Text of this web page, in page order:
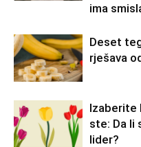
ima
Deset
rješava
Izaberite
ste: Da li
lider?